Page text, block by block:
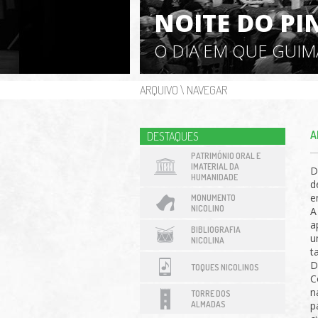
NOITE DO
O DIA EM QUE
ARQUIVO \ NAVEGAR
DESTAQUES
PATRIMÓNIO ORAL E
IMATERIAL DA
HUMANIDADE
MONUMENTO
NICOLINO
BIBLIOGRAFIA
NICOLINA
TOQUES NICOLINOS
TORRE DOS
ALMADAS